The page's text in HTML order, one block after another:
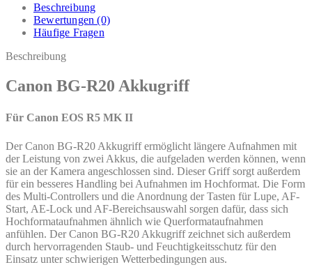
Beschreibung
Bewertungen (0)
Häufige Fragen
Beschreibung
Canon BG-R20 Akkugriff
Für Canon EOS R5 MK II
Der Canon BG-R20 Akkugriff ermöglicht längere Aufnahmen mit
der Leistung von zwei Akkus, die aufgeladen werden können, wenn
sie an der Kamera angeschlossen sind. Dieser Griff sorgt außerdem
für ein besseres Handling bei Aufnahmen im Hochformat. Die Form
des Multi-Controllers und die Anordnung der Tasten für Lupe, AF-
Start, AE-Lock und AF-Bereichsauswahl sorgen dafür, dass sich
Hochformataufnahmen ähnlich wie Querformataufnahmen
anfühlen. Der Canon BG-R20 Akkugriff zeichnet sich außerdem
durch hervorragenden Staub- und Feuchtigkeitsschutz für den
Einsatz unter schwierigen Wetterbedingungen aus.